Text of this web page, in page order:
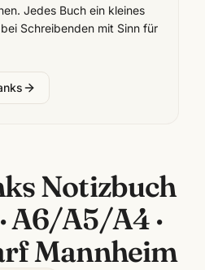
Jedes Buch ein kleines
Schreibenden mit Sinn für
Notizbuch
A6/A5/A4 ·
Mannheim